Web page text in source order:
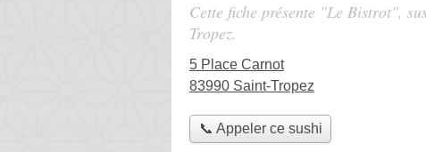
Cette fiche présente "Le Bistrot",
Tropez.
5 Place Carnot
83990 Saint-Tropez
📞 Appeler ce sushi